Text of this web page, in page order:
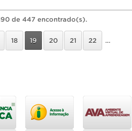
de 447 encontrado(s).
18 19 20 21 22 …